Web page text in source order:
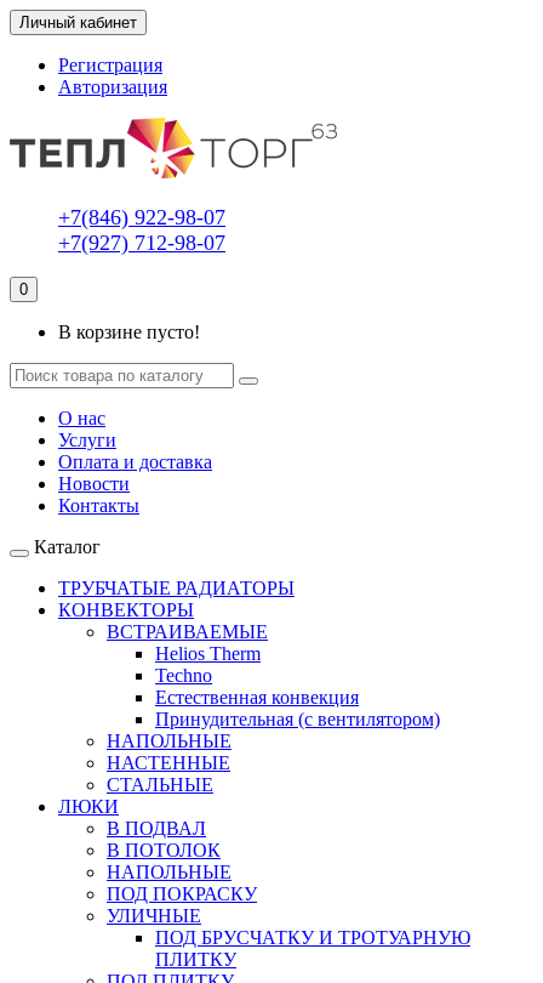
Личный кабинет
Регистрация
Авторизация
+7(846) 922-98-07
+7(927) 712-98-07
0
В корзине пусто!
О нас
Услуги
Оплата и доставка
Новости
Контакты
Каталог
ТРУБЧАТЫЕ РАДИАТОРЫ
КОНВЕКТОРЫ
ВСТРАИВАЕМЫЕ
Helios Therm
Techno
Естественная конвекция
Принудительная (с вентилятором)
НАПОЛЬНЫЕ
НАСТЕННЫЕ
СТАЛЬНЫЕ
ЛЮКИ
В ПОДВАЛ
В ПОТОЛОК
НАПОЛЬНЫЕ
ПОД ПОКРАСКУ
УЛИЧНЫЕ
ПОД БРУСЧАТКУ И ТРОТУАРНУЮ
ПЛИТКУ